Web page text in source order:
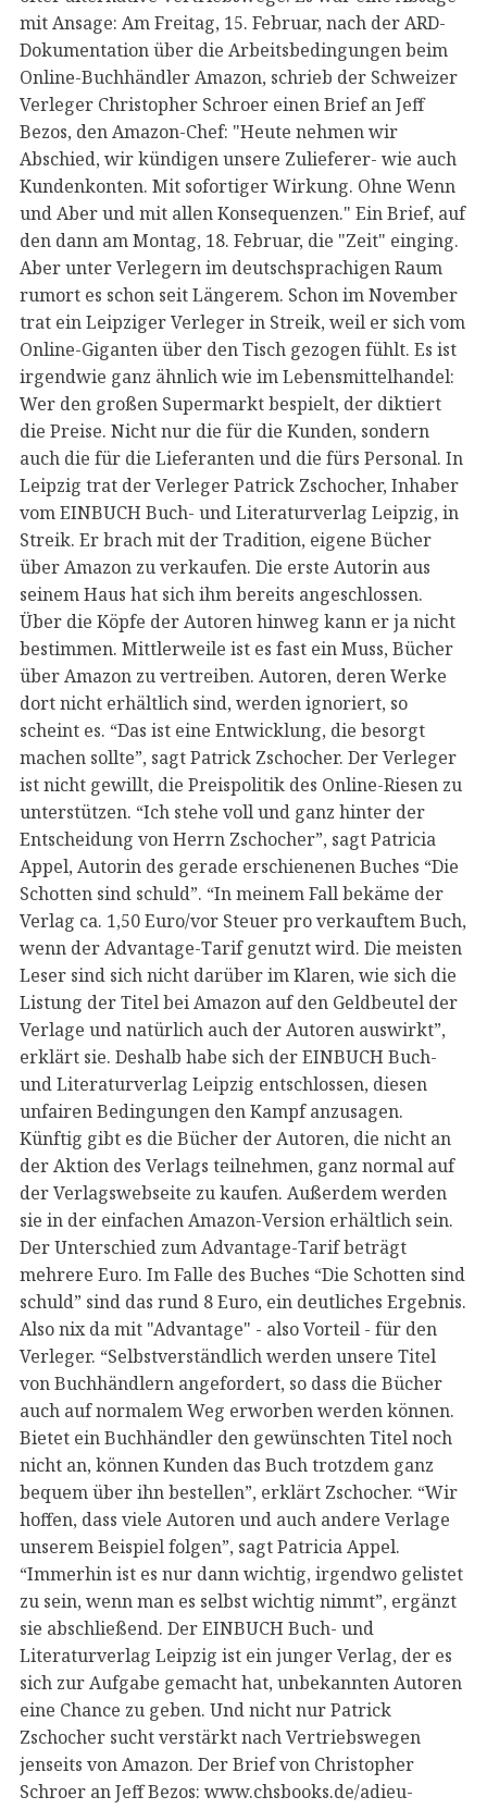
mit Ansage: Am Freitag, 15. Februar, nach der ARD-
Dokumentation über die Arbeitsbedingungen beim
Online-Buchhändler Amazon, schrieb der Schweizer
Verleger Christopher Schroer einen Brief an Jeff
Bezos, den Amazon-Chef: "Heute nehmen wir
Abschied, wir kündigen unsere Zulieferer- wie auch
Kundenkonten. Mit sofortiger Wirkung. Ohne Wenn
und Aber und mit allen Konsequenzen." Ein Brief, auf
den dann am Montag, 18. Februar, die "Zeit" einging.
Aber unter Verlegern im deutschsprachigen Raum
rumort es schon seit Längerem. Schon im November
trat ein Leipziger Verleger in Streik, weil er sich vom
Online-Giganten über den Tisch gezogen fühlt. Es ist
irgendwie ganz ähnlich wie im Lebensmittelhandel:
Wer den großen Supermarkt bespielt, der diktiert
die Preise. Nicht nur die für die Kunden, sondern
auch die für die Lieferanten und die fürs Personal. In
Leipzig trat der Verleger Patrick Zschocher, Inhaber
vom EINBUCH Buch- und Literaturverlag Leipzig, in
Streik. Er brach mit der Tradition, eigene Bücher
über Amazon zu verkaufen. Die erste Autorin aus
seinem Haus hat sich ihm bereits angeschlossen.
Über die Köpfe der Autoren hinweg kann er ja nicht
bestimmen. Mittlerweile ist es fast ein Muss, Bücher
über Amazon zu vertreiben. Autoren, deren Werke
dort nicht erhältlich sind, werden ignoriert, so
scheint es. “Das ist eine Entwicklung, die besorgt
machen sollte”, sagt Patrick Zschocher. Der Verleger
ist nicht gewillt, die Preispolitik des Online-Riesen zu
unterstützen. “Ich stehe voll und ganz hinter der
Entscheidung von Herrn Zschocher”, sagt Patricia
Appel, Autorin des gerade erschienenen Buches “Die
Schotten sind schuld”. “In meinem Fall bekäme der
Verlag ca. 1,50 Euro/vor Steuer pro verkauftem Buch,
wenn der Advantage-Tarif genutzt wird. Die meisten
Leser sind sich nicht darüber im Klaren, wie sich die
Listung der Titel bei Amazon auf den Geldbeutel der
Verlage und natürlich auch der Autoren auswirkt”,
erklärt sie. Deshalb habe sich der EINBUCH Buch-
und Literaturverlag Leipzig entschlossen, diesen
unfairen Bedingungen den Kampf anzusagen.
Künftig gibt es die Bücher der Autoren, die nicht an
der Aktion des Verlags teilnehmen, ganz normal auf
der Verlagswebseite zu kaufen. Außerdem werden
sie in der einfachen Amazon-Version erhältlich sein.
Der Unterschied zum Advantage-Tarif beträgt
mehrere Euro. Im Falle des Buches “Die Schotten sind
schuld” sind das rund 8 Euro, ein deutliches Ergebnis.
Also nix da mit "Advantage" - also Vorteil - für den
Verleger. “Selbstverständlich werden unsere Titel
von Buchhändlern angefordert, so dass die Bücher
auch auf normalem Weg erworben werden können.
Bietet ein Buchhändler den gewünschten Titel noch
nicht an, können Kunden das Buch trotzdem ganz
bequem über ihn bestellen”, erklärt Zschocher. “Wir
hoffen, dass viele Autoren und auch andere Verlage
unserem Beispiel folgen”, sagt Patricia Appel.
“Immerhin ist es nur dann wichtig, irgendwo gelistet
zu sein, wenn man es selbst wichtig nimmt”, ergänzt
sie abschließend. Der EINBUCH Buch- und
Literaturverlag Leipzig ist ein junger Verlag, der es
sich zur Aufgabe gemacht hat, unbekannten Autoren
eine Chance zu geben. Und nicht nur Patrick
Zschocher sucht verstärkt nach Vertriebswegen
jenseits von Amazon. Der Brief von Christopher
Schroer an Jeff Bezos: www.chsbooks.de/adieu-